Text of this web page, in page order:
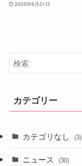
2025年6月21日
カテゴリー
カテゴリなし (3)
ニュース (30)